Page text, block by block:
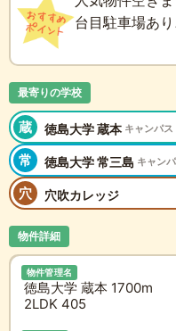
台目駐車場あり
最寄りの学校
蔵 徳島大学 蔵本 キャンパス
常 徳島大学 常三島 キャン
穴 穴吹カレッジ
物件詳細
物件管理名
徳島大学 蔵本 1700m
2LDK 405